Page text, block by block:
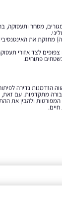
מסחר ותעסוקה,
70 (בהכנה) מחזקת את
צפופים לצד אזורי
פתוחים.
הזדמנות נדירה
מתקדמות. עם זאת,
ולהבין את